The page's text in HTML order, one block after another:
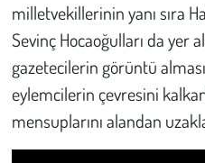
milletvekillerinin yanı sıra
Sevinç Hocaoğulları da yer
gazetecilerin görüntü
eylemcilerin çevresini
mensuplarını alandan
Günün İçinden
Vefat İlanları
Tarih